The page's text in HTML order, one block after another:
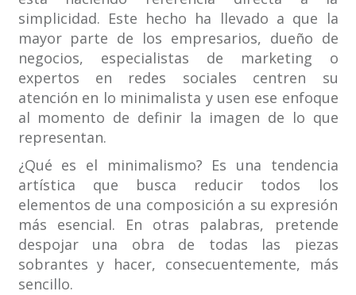
simplicidad. Este hecho ha llevado a que la
mayor parte de los empresarios, dueño de
negocios, especialistas de marketing o
expertos en redes sociales centren su
atención en lo minimalista y usen ese enfoque
al momento de definir la imagen de lo que
representan.
¿Qué es el minimalismo? Es una tendencia
artística que busca reducir todos los
elementos de una composición a su expresión
más esencial. En otras palabras, pretende
despojar una obra de todas las piezas
sobrantes y hacer, consecuentemente, más
sencillo.